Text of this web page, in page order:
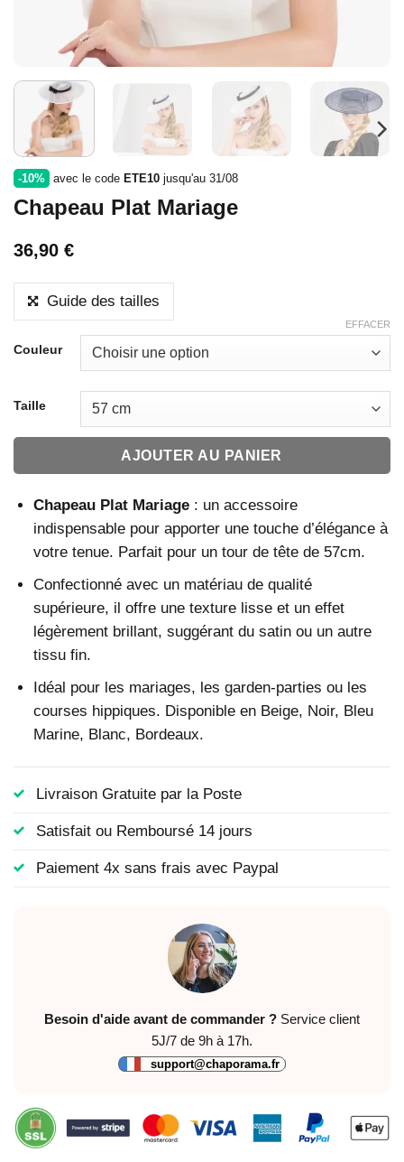
-10% avec le code ETE10 jusqu'au 31/08
Chapeau Plat Mariage
36,90 €
Guide des tailles
Couleur
Taille
EFFACER
AJOUTER AU PANIER
Chapeau Plat Mariage: un accessoire
indispensable pour apporter une touche d’élégance à
votre tenue. Parfait pour un tour de tête de 57cm.
Confectionné avec un matériau de qualité
supérieure, il offre une texture lisse et un effet
légèrement brillant, suggérant du satin ou un autre
tissu fin.
Idéal pour les mariages, les garden-parties ou les
courses hippiques. Disponible en Beige, Noir, Bleu
Marine, Blanc, Bordeaux.
Livraison Gratuite par la Poste
Satisfait ou Remboursé 14 jours
Paiement 4x sans frais avec Paypal
Besoin d'aide avant de commander ? Service client
5J/7 de 9h à 17h.
support@chaporama.fr